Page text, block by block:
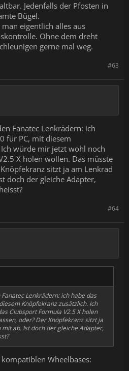
Jedenfalls der Pfosten in
Bügel.
eigentlich alles aus
Ohne dem dreht
gerne mal weg.
#63
Fanatec Lenkrädern: ich
für PC, mit diesem
würde mir jetzt wohl noch
X holen wollen. Das müsste
sitzt ja am Lenkrad
doch der gleiche Adapter,
#64
Lenkrädern: ich habe das
Knöpfekranz zusätzlich. Ich
Clubsport Formula V2.5 X holen
oder? Der Knöpfekranz sitzt ja
ab. Ist doch der gleiche Adapter,
Wheelbases: